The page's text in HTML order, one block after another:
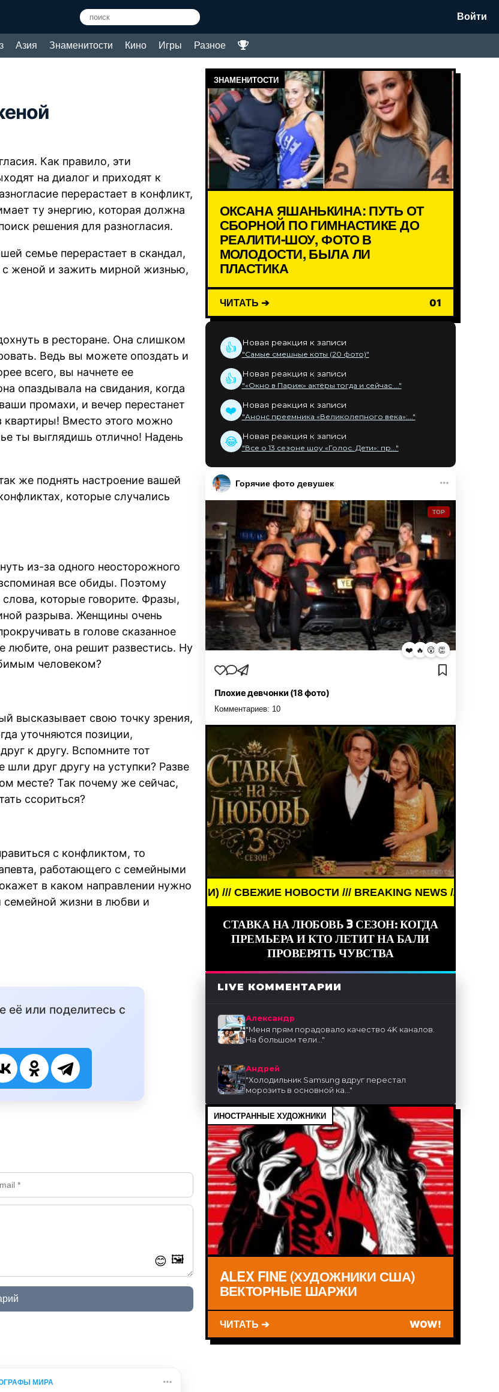
Войти
Азия Знаменитости Кино Игры Разное
Как правило, эти
на диалог и приходят к
перерастает в конфликт,
ту энергию, которая должна
решения для разногласия.
семье перерастает в скандал,
с женой и зажить мирной жизнью,
в ресторане. Она слишком
Ведь вы можете опоздать и
всего, вы начнете ее
опаздывала на свидания, когда
промахи, и вечер перестанет
Вместо этого можно
ты выглядишь отлично! Надень
же поднять настроение вашей
которые случались
из-за одного неосторожного
все обиды. Поэтому
которые говорите. Фразы,
разрыва. Женщины очень
в голове сказанное
любите, она решит развестись. Ну
человеком?
высказывает свою точку зрения,
уточняются позиции,
к другу. Вспомните тот
друг другу на уступки? Разве
месте? Так почему же сейчас,
ссориться?
с конфликтом, то
работающего с семейными
в каком направлении нужно
семейной жизни в любви и
её или поделитесь с
😊 🖼️
МИРА
ЗНАМЕНИТОСТИ
ОКСАНА ЯШАНЬКИНА: ПУТЬ ОТ
СБОРНОЙ ПО ГИМНАСТИКЕ ДО
РЕАЛИТИ-ШОУ, ФОТО В
МОЛОДОСТИ, БЫЛА ЛИ
ПЛАСТИКА
ЧИТАТЬ ➔ 01
👍 Новая реакция к записи
"Самые смешные коты (20 фото)"
👍 Новая реакция к записи
"«Окно в Париж» актёры тогда и сейчас ..."
❤️ Новая реакция к записи
"Анонс преемника «Великолепного века»:..."
😂 Новая реакция к записи
"Все о 13 сезоне шоу «Голос. Дети»: пр..."
Горячие фото девушек
TOP
❤️ 🔥 😮 👏
Плохие девчонки (18 фото)
Комментариев: 10
NEWS /// НОВОСТИ (СМИ) /// СВЕЖИЕ НОВОСТИ /// BREAKING NEWS /// НОВОСТИ (СМИ)
СТАВКА НА ЛЮБОВЬ 3 СЕЗОН: КОГДА
ПРЕМЬЕРА И КТО ЛЕТИТ НА БАЛИ
ПРОВЕРЯТЬ ЧУВСТВА
LIVE КОММЕНТАРИИ
Александр
"Меня прям порадовало качество 4K каналов.
На большом тели..."
Андрей
"Холодильник Samsung вдруг перестал
морозить в основной ка..."
ИНОСТРАННЫЕ ХУДОЖНИКИ
ALEX FINE (ХУДОЖНИКИ США)
ВЕКТОРНЫЕ ШАРЖИ
ЧИТАТЬ ➔ WOW!